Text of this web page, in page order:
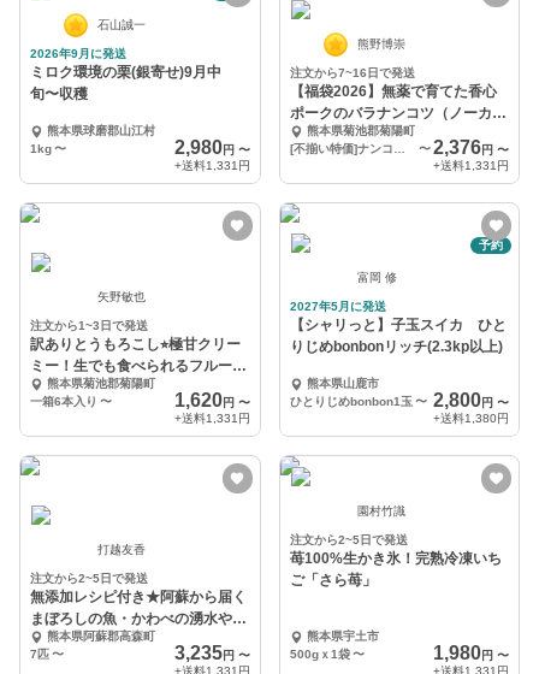
石山誠一
2026年9月に発送
ミロク環境の栗(銀寄せ)9月中
旬〜収穫
熊本県球磨郡山江村
1kg〜 2,980円 〜
+送料1,331円
熊野博崇
注文から7~16日で発送
【福袋2026】無薬で育てた香心
ポークのバラナンコツ（ノーカッ
ト）熊本県菊池郡菊陽町
〜2,376円 〜
+送料1,331円
矢野敏也
注文から1~3日で発送
訳ありとうもろこし⭐︎極甘クリー
ミー！生でも食べられるフルーツ
とうもろこし
熊本県菊池郡菊陽町
一箱6本入り 〜 1,620円 〜
+送料1,331円
予約
富岡 修
2027年5月に発送
【シャリっと】子玉スイカ ひと
りじめbonbonリッチ(2.3kp以上)
熊本県山鹿市
ひとりじめbonbon1玉 〜 2,800円 〜
+送料1,380円
打越友香
注文から2~5日で発送
無添加レシピ付き★阿蘇から届く
まぼろしの魚・かわべの湧水やま
め～老舗旅館お墨付き
熊本県阿蘇郡高森町
7匹〜 3,235円 〜
+送料1,331円
園村竹識
注文から2~5日で発送
苺100%生かき氷！完熟冷凍いち
ご「さら苺」
熊本県宇土市
500gｘ1袋 〜 1,980円 〜
+送料1,331円